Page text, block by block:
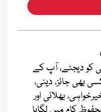
کو دیجئے، آپ کے
بھی جائز، دینی،
بھلائی اور